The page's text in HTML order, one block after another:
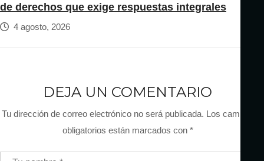
de derechos que exige respuestas integrales
4 agosto, 2026
DEJA UN COMENTARIO
Tu dirección de correo electrónico no será publicada. Los campos
obligatorios están marcados con *